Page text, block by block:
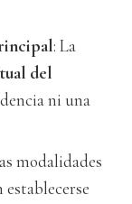
: La
del
ni una
modalidades